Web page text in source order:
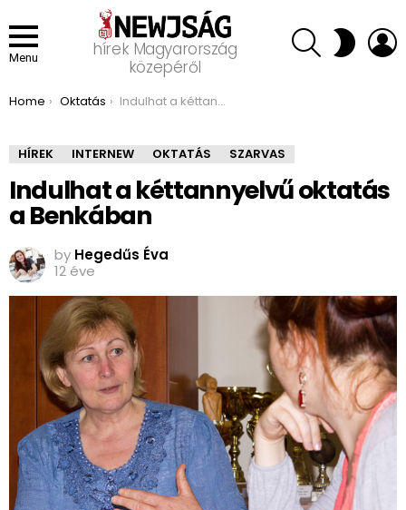
Menu
hírek Magyarország
közepéről
SEARCH SWITCH
SKIN
You are here:
Home Oktatás Indulhat a kéttannyelvű oktatás a Benkában
HÍREK INTERNEW OKTATÁS SZARVAS
Indulhat a kéttannyelvű oktatás
a Benkában
by Hegedűs Éva
12 éve